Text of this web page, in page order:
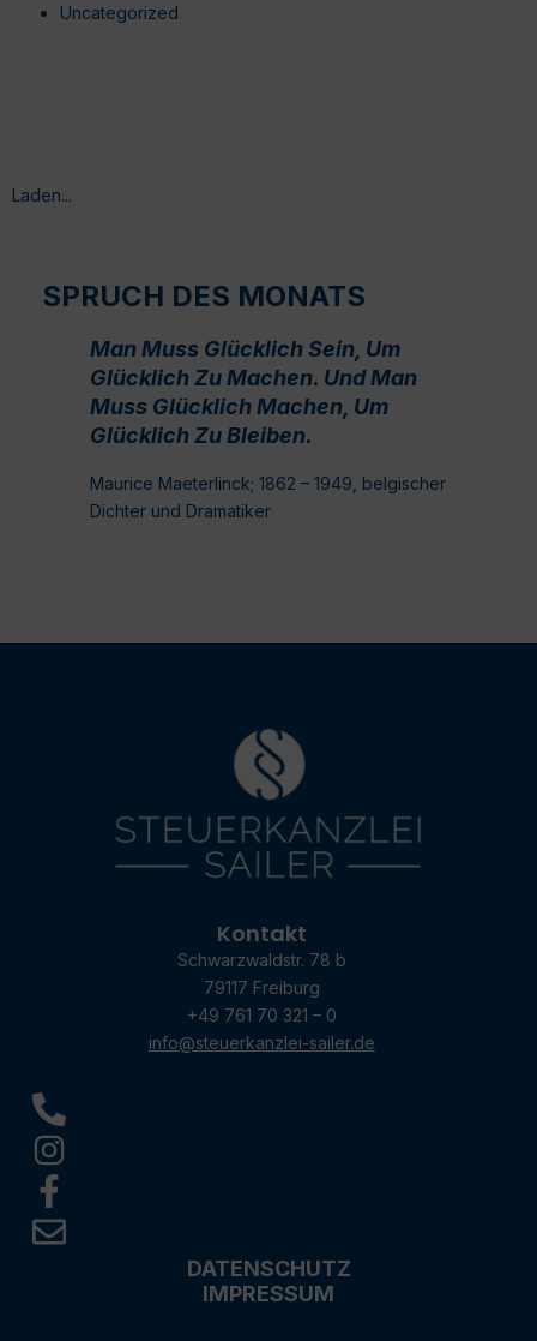
Uncategorized
Laden...
SPRUCH DES MONATS
Man Muss Glücklich Sein, Um
Glücklich Zu Machen. Und Man
Muss Glücklich Machen, Um
Glücklich Zu Bleiben.
Maurice Maeterlinck; 1862 – 1949, belgischer
Dichter und Dramatiker
Kontakt
Schwarzwaldstr. 78 b
79117 Freiburg
+49 761 70 321 – 0
info@steuerkanzlei-sailer.de
DATENSCHUTZ
IMPRESSUM